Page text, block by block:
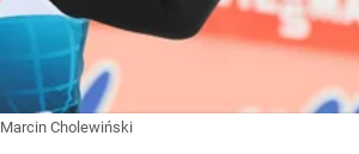
Marcin Cholewiński